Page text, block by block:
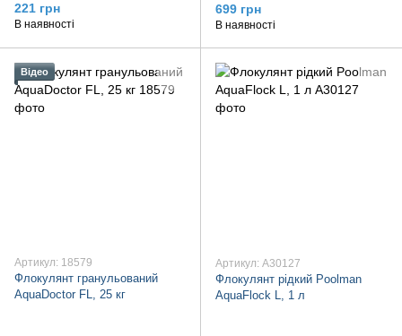
221 грн
В наявності
699 грн
В наявності
Відео
Артикул: 18579
Флокулянт гранульований
AquaDoctor FL, 25 кг
Артикул: А30127
Флокулянт рідкий Poolman
AquaFlock L, 1 л